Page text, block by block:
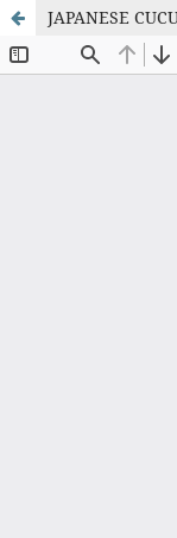
JAPANESE